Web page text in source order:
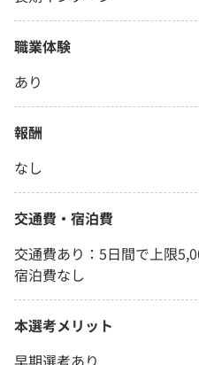
職業体験
あり
報酬
なし
交通費・宿泊費
交通費あり：5日間で上限
宿泊費なし
本選考メリット